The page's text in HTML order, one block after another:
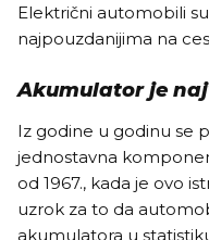
Električni automobili
najpouzdanijima na
Akumulator je
Iz godine u godinu se
jednostavna
od 1967., kada je ovo
uzrok za to da
akumulatora u